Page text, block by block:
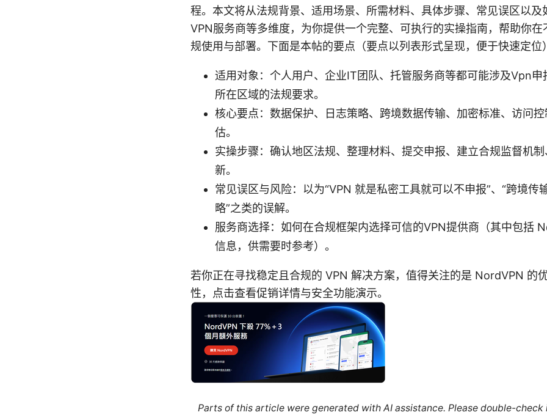
程。本文将从法规背景、适用场景、所需材料、具体步骤、常见误区以及
VPN服务商等多维度，为你提供一个完整、可执行的实操指南，帮助你在
规使用与部署。下面是本帖的要点（要点以列表形式呈现，便于快速定位
适用对象：个人用户、企业IT团队、托管服务商等都可能涉及Vpn申
所在区域的法规要求。
核心要点：数据保护、日志策略、跨境数据传输、加密标准、访问
估。
实操步骤：确认地区法规、整理材料、提交申报、建立合规监督机
新。
常见误区与风险：以为“VPN 就是私密工具就可以不申报”、“跨境传
略”之类的误解。
服务商选择：如何在合规框架内选择可信的VPN提供商（其中包括
信息，供需要时参考）。
若你正在寻找稳定且合规的 VPN 解决方案，值得关注的是 NordVPN 的
性，点击查看促销详情与安全功能演示。
Parts of this article were generated with AI assistance. Please double-